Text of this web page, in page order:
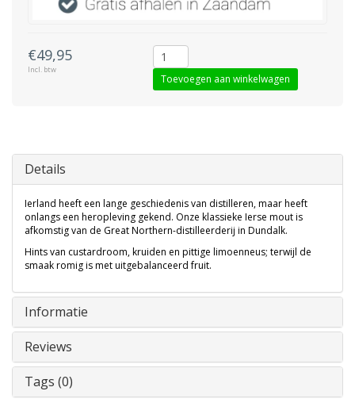
€49,95
Incl. btw
Toevoegen aan winkelwagen
Details
Ierland heeft een lange geschiedenis van distilleren, maar heeft
onlangs een heropleving gekend. Onze klassieke Ierse mout is
afkomstig van de Great Northern-distilleerderij in Dundalk.
Hints van custardroom, kruiden en pittige limoenneus; terwijl de
smaak romig is met uitgebalanceerd fruit.
Informatie
Reviews
Tags (0)